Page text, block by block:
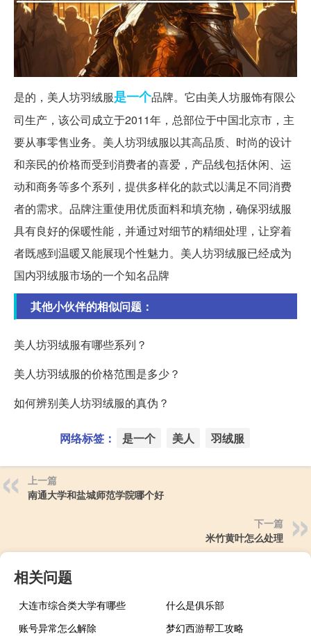
是的，美人坊羽绒服是一个品牌。它由美人坊服饰有限公
司生产，该公司成立于2011年，总部位于中国北京市，主
要从事零售业务。美人坊羽绒服以其高品质、时尚的设计
和亲民的价格而受到消费者的喜爱，产品线包括休闲、运
动和商务等多个系列，提供多样化的款式以满足不同消费
者的需求。品牌注重使用优质面料和填充物，确保羽绒服
具有良好的保暖性能，并通过对细节的精细处理，让穿着
者既感到温暖又能展现个性魅力。美人坊羽绒服已经成为
国内羽绒服市场的一个知名品牌
其他小伙伴的相似问题：
美人坊羽绒服有哪些系列？
美人坊羽绒服的价格范围是多少？
如何辨别美人坊羽绒服的真伪？
网络标签： 是一个 美人 羽绒服
上一篇
南通大学和盐城师范学院哪个好
下一篇
米竹黄叶怎么处理
相关问题
大连市综合类大学有哪些
什么是俱乐部
账号异常怎么解除
梦幻西游帮工攻略